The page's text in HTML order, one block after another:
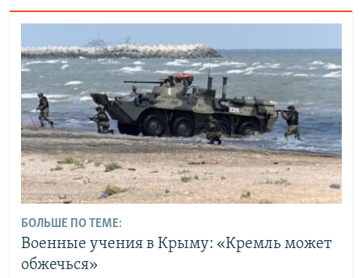
БОЛЬШЕ ПО ТЕМЕ:
Военные учения в Крыму: «Кремль может
обжечься»